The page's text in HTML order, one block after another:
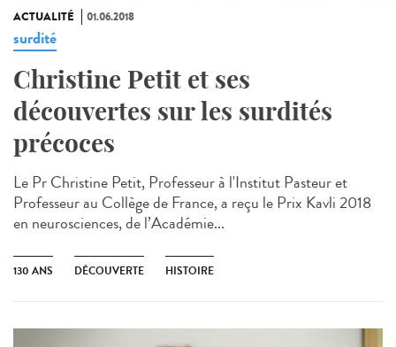
ACTUALITÉ 01.06.2018
surdité
Christine Petit et ses
découvertes sur les surdités
précoces
Le Pr Christine Petit, Professeur à l'Institut Pasteur et
Professeur au Collège de France, a reçu le Prix Kavli 2018
en neurosciences, de l’Académie...
130 ANS DÉCOUVERTE HISTOIRE